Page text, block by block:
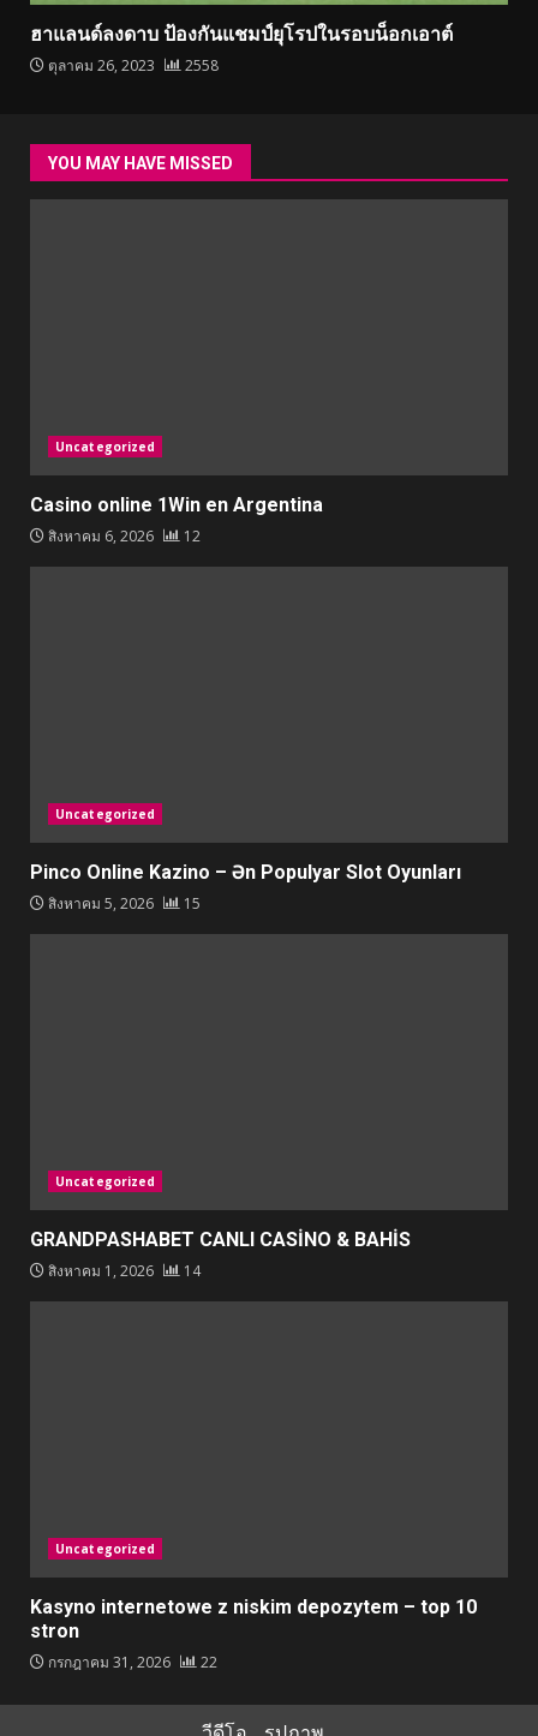
ฮาแลนด์ลงดาบ ป้องกันแชมป์ยุโรปในรอบน็อกเอาต์
ตุลาคม 26, 2023 2558
YOU MAY HAVE MISSED
Uncategorized
Casino online 1Win en Argentina
สิงหาคม 6, 2026 12
Uncategorized
Pinco Online Kazino – Ən Populyar Slot Oyunları
สิงหาคม 5, 2026 15
Uncategorized
GRANDPASHABET CANLI CASİNO & BAHİS
สิงหาคม 1, 2026 14
Uncategorized
Kasyno internetowe z niskim depozytem – top 10
stron
กรกฎาคม 31, 2026 22